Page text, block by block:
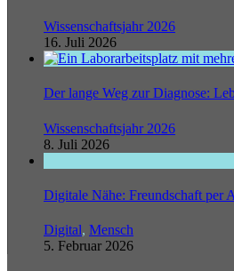
Wissenschaftsjahr 2026
16. Juli 2026
Der lange Weg zur Diagnose:
Wissenschaftsjahr 2026
8. Juli 2026
Digitale Nähe: Freundschaft per
Digital, Mensch
5. Februar 2026